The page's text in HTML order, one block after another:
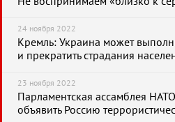
24 ноября 2022
Кремль: Украина может
и прекратить страдания
23 ноября 2022
Парламентская ассамблея
объявить Россию